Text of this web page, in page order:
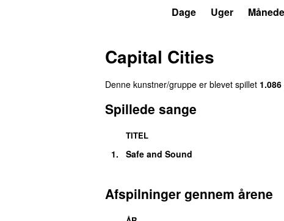
Dage Uger
Capital Cities
Denne kunstner/gruppe er blevet spillet 1.086
Spillede sange
TITEL
1. Safe and Sound
Afspilninger gennem årene